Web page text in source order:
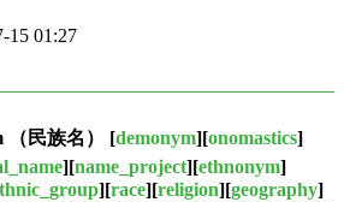
15 01:27
（民族名） [demonym][onomastics]
][name_project][ethnonym]
][race][religion][geography]